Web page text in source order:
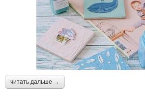
читать дальше →